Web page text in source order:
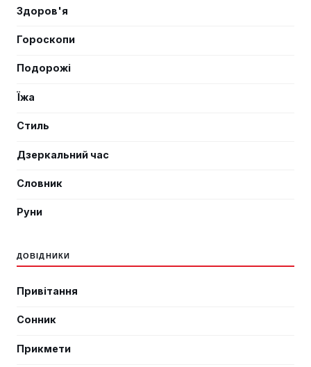
Здоров'я
Гороскопи
Подорожі
Їжа
Стиль
Дзеркальний час
Словник
Руни
ДОВІДНИКИ
Привітання
Сонник
Прикмети